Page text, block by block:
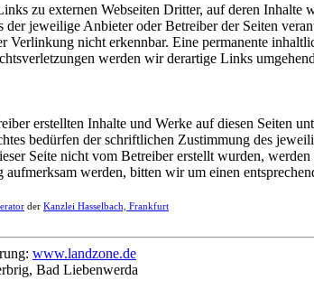
zu externen Webseiten Dritter, auf deren
der jeweilige Anbieter oder Betreiber der Seiten
Verlinkung nicht erkennbar. Eine permanente
werden wir derartige Links
erstellten Inhalte und Werke auf diesen Seiten
bedürfen der schriftlichen Zustimmung des
Seite nicht vom Betreiber erstellt wurden,
aufmerksam werden, bitten wir um einen
der Kanzlei Hasselbach, Frankfurt
www.landzone.de
Bad Liebenwerda